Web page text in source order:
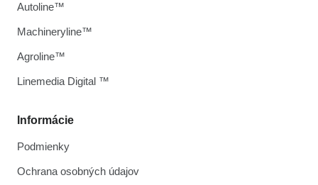
Informácie
Podmienky
Ochrana osobných údajov
Autoline™
Machineryline™
Agroline™
Linemedia Digital ™